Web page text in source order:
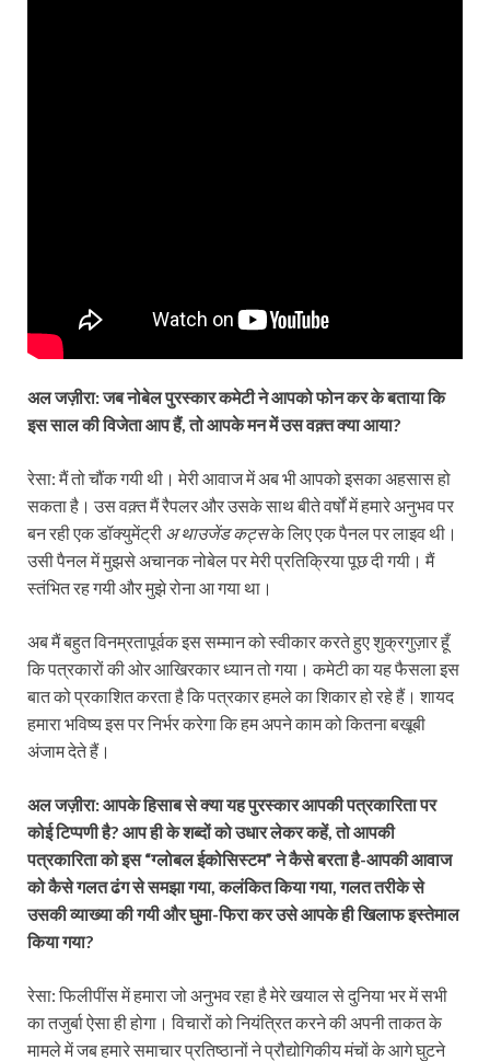
अल जज़ीरा: जब नोबेल पुरस्कार कमेटी ने आपको फोन कर के बताया कि
इस साल की विजेता आप हैं,तो आपके मन में उस वक़्त क्या आया?
रेसा: मैं तो चौंक गयी थी। मेरी आवाज में अब भी आपको इसका अहसास हो
सकता है। उस वक़्त मैं रैपलर और उसके साथ बीते वर्षों में हमारे अनुभव पर
बन रही एक डॉक्युमेंट्री अ थाउजेंड कट्सके लिए एक पैनल पर लाइव थी।
उसी पैनल में मुझसे अचानक नोबेल पर मेरी प्रतिक्रिया पूछ दी गयी। मैं
स्तंभित रह गयी और मुझे रोना आ गया था।
अब मैं बहुत विनम्रतापूर्वक इस सम्मान को स्वीकार करते हुए शुक्रगुज़ार हूँ
कि पत्रकारों की ओर आखिरकार ध्यान तो गया। कमेटी का यह फैसला इस
बात को प्रकाशित करता है कि पत्रकार हमले का शिकार हो रहे हैं। शायद
हमारा भविष्य इस पर निर्भर करेगा कि हम अपने काम को कितना बखूबी
अंजाम देते हैं।
अल जज़ीरा: आपके हिसाब से क्‍या यह पुरस्कार आपकी पत्रकारिता पर
कोई टिप्पणी है? आप ही के शब्दों को उधार लेकर कहें,तो आपकी
पत्रकारिता को इस “ग्लोबल ईकोसिस्टम”ने कैसे बरता है-आपकी आवाज
को कैसे गलत ढंग से समझा गया,कलंकित किया गया, गलत तरीके से
उसकी व्‍याख्‍या की गयी और घुमा-फिरा कर उसे आपके ही खिलाफ इस्‍तेमाल
किया गया?
रेसा: फिलीपींस में हमारा जो अनुभव रहा है मेरे खयाल से दुनिया भर में सभी
का तजुर्बा ऐसा ही होगा। विचारों को नियंत्रित करने की अपनी ताकत के
मामले में जब हमारे समाचार प्रतिष्‍ठानों ने प्रौद्योगिकीय मंचों के आगे घुटने